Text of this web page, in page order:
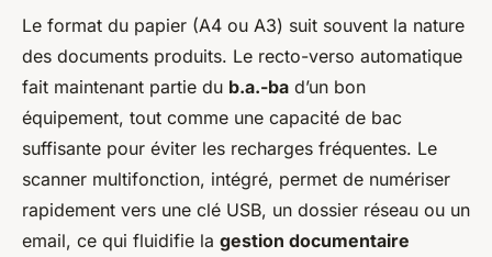
Le format du papier (A4 ou A3) suit souvent la nature
des documents produits. Le recto-verso automatique
fait maintenant partie du b.a.-ba d’un bon
équipement, tout comme une capacité de bac
suffisante pour éviter les recharges fréquentes. Le
scanner multifonction, intégré, permet de numériser
rapidement vers une clé USB, un dossier réseau ou un
email, ce qui fluidifie la gestion documentaire